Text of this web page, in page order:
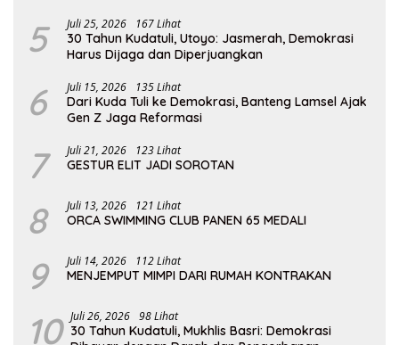
5 Juli 25, 2026 167 Lihat
30 Tahun Kudatuli, Utoyo: Jasmerah, Demokrasi
Harus Dijaga dan Diperjuangkan
6 Juli 15, 2026 135 Lihat
Dari Kuda Tuli ke Demokrasi, Banteng Lamsel Ajak
Gen Z Jaga Reformasi
7 Juli 21, 2026 123 Lihat
GESTUR ELIT JADI SOROTAN
8 Juli 13, 2026 121 Lihat
ORCA SWIMMING CLUB PANEN 65 MEDALI
9 Juli 14, 2026 112 Lihat
MENJEMPUT MIMPI DARI RUMAH KONTRAKAN
10 Juli 26, 2026 98 Lihat
30 Tahun Kudatuli, Mukhlis Basri: Demokrasi